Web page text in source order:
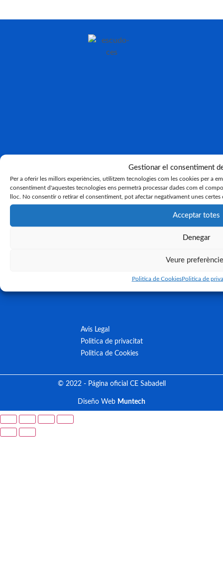
Gestionar el consentiment
Per a oferir les millors experiències, utilitzem tecnologies com les cookies per a
consentiment d'aquestes tecnologies ens permetrà processar dades com el
lloc. No consentir o retirar el consentiment, pot afectar negativament unes certes
Acceptar totes
Denegar
Veure
Politica de CookiesPolitica de
Avis Legal
Politica de privacitat
Politica de Cookies
© 2022 - Página oficial CE Sabadell
Diseño Web Muntech